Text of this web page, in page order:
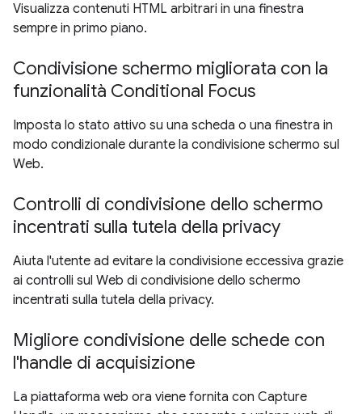
Visualizza contenuti HTML arbitrari in una finestra
sempre in primo piano.
Condivisione schermo migliorata con la
funzionalità Conditional Focus
Imposta lo stato attivo su una scheda o una finestra in
modo condizionale durante la condivisione schermo sul
Web.
Controlli di condivisione dello schermo
incentrati sulla tutela della privacy
Aiuta l'utente ad evitare la condivisione eccessiva grazie
ai controlli sul Web di condivisione dello schermo
incentrati sulla tutela della privacy.
Migliore condivisione delle schede con
l'handle di acquisizione
La piattaforma web ora viene fornita con Capture